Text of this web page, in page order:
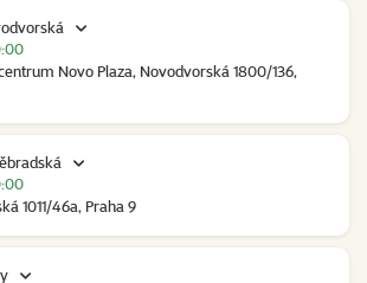
Novo Plaza, Novodvorská 1800/136,
1011/46a, Praha 9